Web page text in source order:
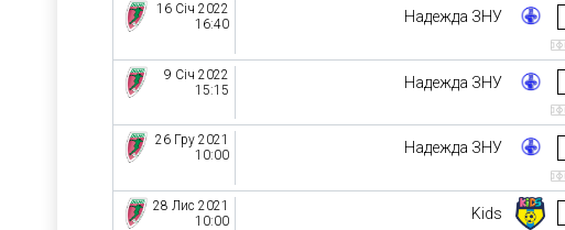
16 Січ 2022
16:40
Надежда ЗНУ
9 Січ 2022
15:15
Надежда ЗНУ
26 Гру 2021
10:00
Надежда ЗНУ
28 Лис 2021
10:00
Kids